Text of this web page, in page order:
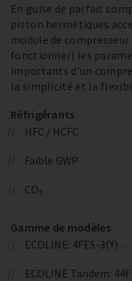
En guise de parfait
piston hermétiques
module de
fonctionner) les
importants d’un
la simplicité et la
Réfrigérants
HFC / HCFC
Faible GWP
CO₂
Gamme de modèles
ECOLINE: 4FES-3(Y)
ECOLINE Tandem: